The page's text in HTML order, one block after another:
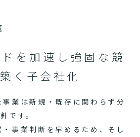
を加速し 強固な競
く子会社化
業は新規・既存に関わらず分
です。
事業判断を早めるため、そし